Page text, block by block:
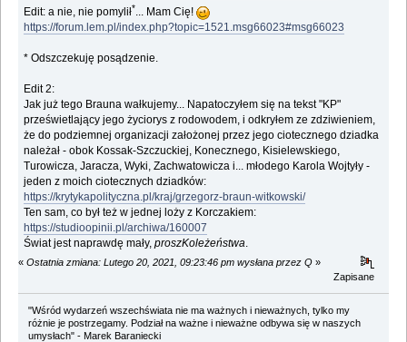
Edit: a nie, nie pomylił*... Mam Cię!
https://forum.lem.pl/index.php?topic=1521.msg66023#msg66023
* Odszczekuję posądzenie.
Edit 2:
Jak już tego Brauna wałkujemy... Napatoczyłem się na tekst "KP"
prześwietlający jego życiorys z rodowodem, i odkryłem ze zdziwieniem,
że do podziemnej organizacji założonej przez jego ciotecznego dziadka
należał - obok Kossak-Szczuckiej, Konecznego, Kisielewskiego,
Turowicza, Jaracza, Wyki, Zachwatowicza i... młodego Karola Wojtyły -
jeden z moich ciotecznych dziadków:
https://krytykapolityczna.pl/kraj/grzegorz-braun-witkowski/
Ten sam, co był też w jednej loży z Korczakiem:
https://studioopinii.pl/archiwa/160007
Świat jest naprawdę mały,proszKoleżeństwa.
« Ostatnia zmiana: Lutego 20, 2021, 09:23:46 pm wysłana przez Q »
Zapisane
"Wśród wydarzeń wszechświata nie ma ważnych i nieważnych, tylko my
różnie je postrzegamy. Podział na ważne i nieważne odbywa się w naszych
umysłach" - Marek Baraniecki